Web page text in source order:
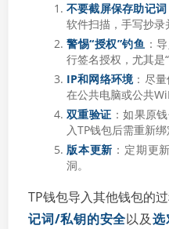
不要截屏保存助记词
软件扫描，手写抄录
警惕“授权”钓鱼 ：
行签名授权，尤其是“
IP和网络环境：尽
在公共电脑或公共
双重验证 ：如果原
入TP钱包后需重新
版本更新 ：定期更
洞。
TP钱包导入其他钱包的
记词/私钥的安全以及选